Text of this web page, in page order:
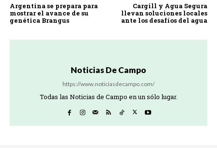
Argentina se prepara para
mostrar el avance de su
genética Brangus
Cargill y Agua Segura
llevan soluciones locales
ante los desafíos del agua
Noticias De Campo
https://www.noticiasdecampo.com/
Todas las Noticias de Campo en un sólo lugar.